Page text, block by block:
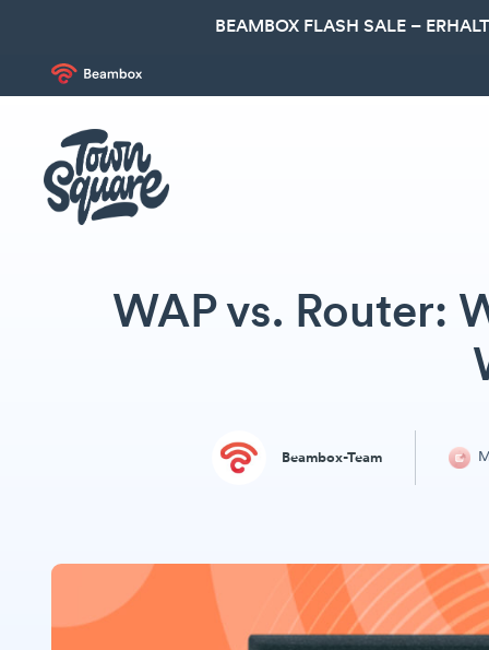
BEAMBOX FLASH SALE –
WAP vs. Router:
Beambox-Team